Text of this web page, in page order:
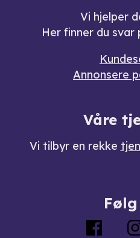
Vi hjelper
Her finner du svar
Annonsere
Våre
Vi tilbyr en rekke